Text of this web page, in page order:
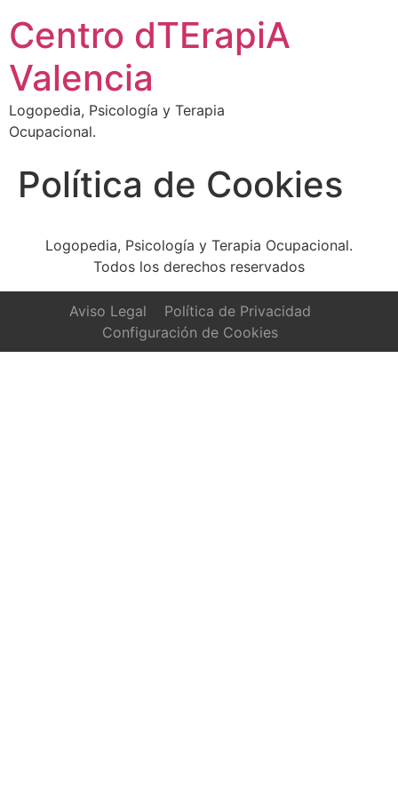
Centro dTErapiA
Valencia
Logopedia, Psicología y Terapia
Ocupacional.
Política de Cookies
Logopedia, Psicología y Terapia Ocupacional.
Todos los derechos reservados
Aviso Legal
Política de Privacidad
Configuración de Cookies